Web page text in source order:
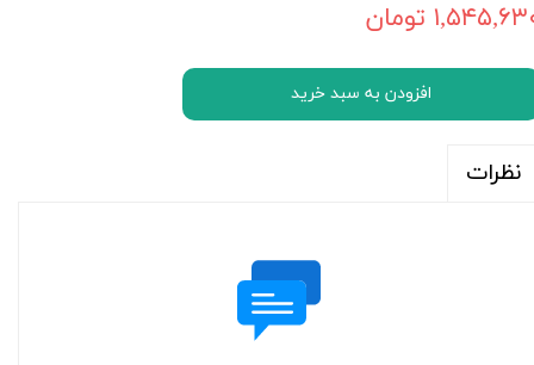
تومان
افزودن به سبد خرید
نظرات